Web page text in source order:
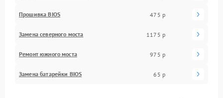
Прошивка BIOS 475 р
Замена северного моста 1175 р
Ремонт южного моста 975 р
Замена батарейки BIOS 65 р